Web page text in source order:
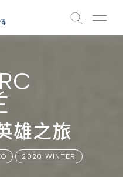
雄之旅
2020 WINTER